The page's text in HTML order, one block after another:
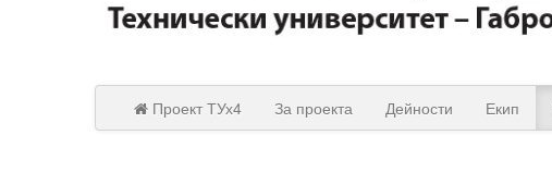
Проект ТУх4 За проекта Дейности Екип